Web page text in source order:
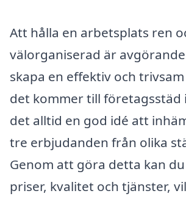
Att hålla en arbetsplats ren
välorganiserad är
skapa en effektiv och
det kommer till företagsstäd
det alltid en god idé att
tre erbjudanden från olika
Genom att göra detta kan
priser, kvalitet och tjänster,